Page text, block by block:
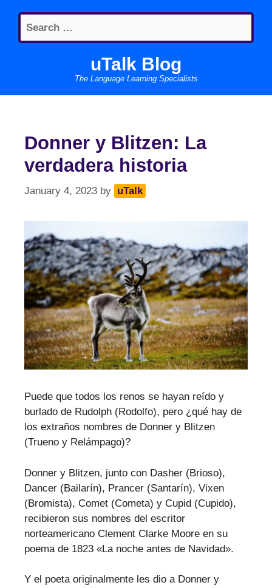
content
Search
for:
uTalk Blog
The Language Learning Specialists
Donner y Blitzen: La
verdadera historia
January 4, 2023 by uTalk
Puede que todos los renos se hayan reído y
burlado de Rudolph (Rodolfo), pero ¿qué hay de
los extraños nombres de Donner y Blitzen
(Trueno y Relámpago)?
Donner y Blitzen, junto con Dasher (Brioso),
Dancer (Bailarín), Prancer (Santarín), Vixen
(Bromista), Comet (Cometa) y Cupid (Cupido),
recibieron sus nombres del escritor
norteamericano Clement Clarke Moore en su
poema de 1823 «La noche antes de Navidad».
Y el poeta originalmente les dio a Donner y